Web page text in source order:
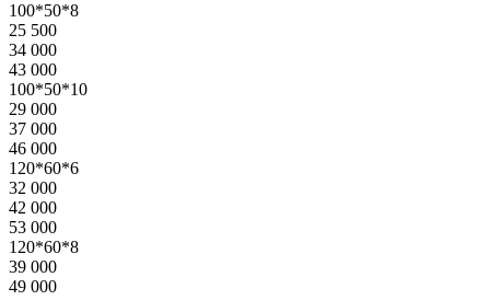
100*50*8
25 500
34 000
43 000
100*50*10
29 000
37 000
46 000
120*60*6
32 000
42 000
53 000
120*60*8
39 000
49 000